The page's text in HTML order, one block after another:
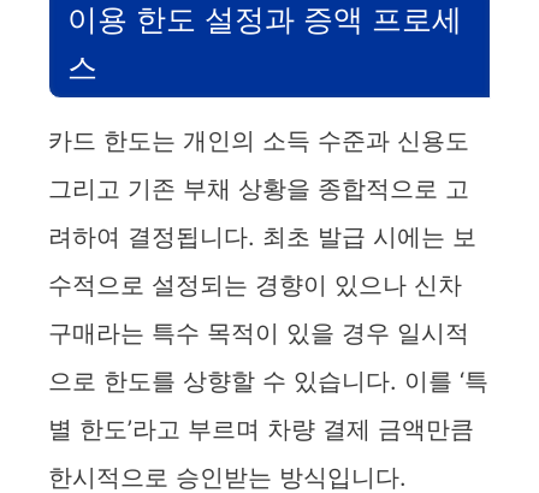
이용 한도 설정과 증액 프로세
스
카드 한도는 개인의 소득 수준과 신용도
그리고 기존 부채 상황을 종합적으로 고
려하여 결정됩니다. 최초 발급 시에는 보
수적으로 설정되는 경향이 있으나 신차
구매라는 특수 목적이 있을 경우 일시적
으로 한도를 상향할 수 있습니다. 이를 ‘특
별 한도’라고 부르며 차량 결제 금액만큼
한시적으로 승인받는 방식입니다.